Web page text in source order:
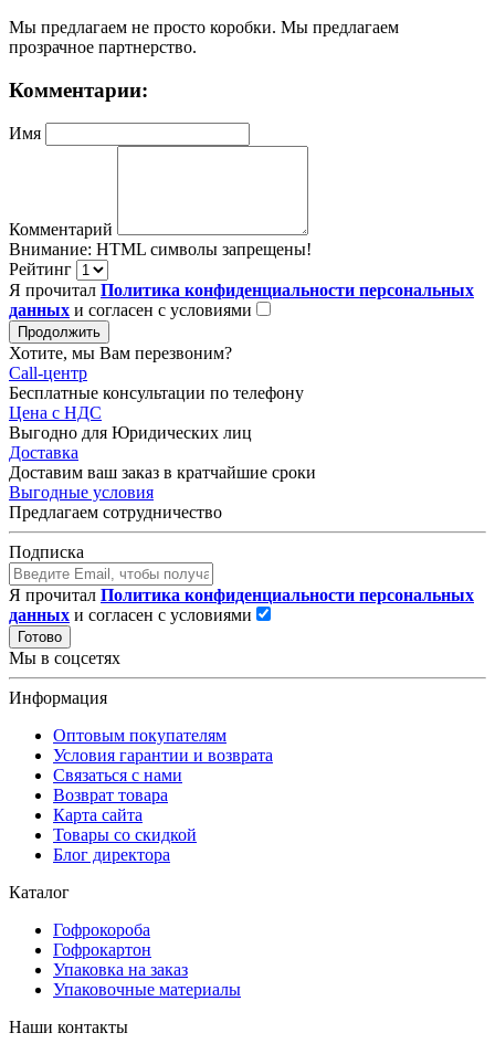
Мы предлагаем не просто коробки. Мы предлагаем
прозрачное партнерство.
Комментарии:
Имя
Комментарий
Внимание: HTML символы запрещены!
Рейтинг
Я прочитал Политика конфиденциальности персональных
данных и согласен с условиями
Продолжить
Хотите, мы Вам перезвоним?
Call-центр
Бесплатные консультации по телефону
Цена с НДС
Выгодно для Юридических лиц
Доставка
Доставим ваш заказ в кратчайшие сроки
Выгодные условия
Предлагаем сотрудничество
Подписка
Я прочитал Политика конфиденциальности персональных
данных и согласен с условиями
Готово
Мы в соцсетях
Информация
Оптовым покупателям
Условия гарантии и возврата
Связаться с нами
Возврат товара
Карта сайта
Товары со скидкой
Блог директора
Каталог
Гофрокороба
Гофрокартон
Упаковка на заказ
Упаковочные материалы
Наши контакты